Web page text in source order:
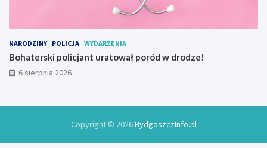
NARODZINY POLICJA WYDARZENIA
Bohaterski policjant uratował poród w drodze!
6 sierpnia 2026
Copyright © 2026BydgoszczInfo.pl